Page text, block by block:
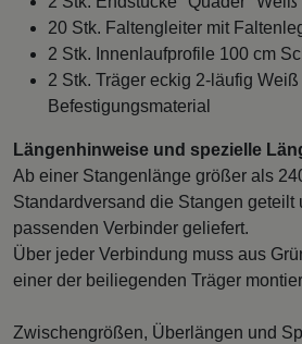
20 Stk. Faltengleiter mit
2 Stk. Innenlaufprofile 100 cm
2 Stk. Träger eckig 2-läufig Weiß
Befestigungsmaterial
Längenhinweise und spezielle
Ab einer Stangenlänge größer als
Standardversand die Stangen geteilt
passenden Verbinder geliefert.
Über jeder Verbindung muss aus
einer der beiliegenden Träger
Zwischengrößen, Überlängen und